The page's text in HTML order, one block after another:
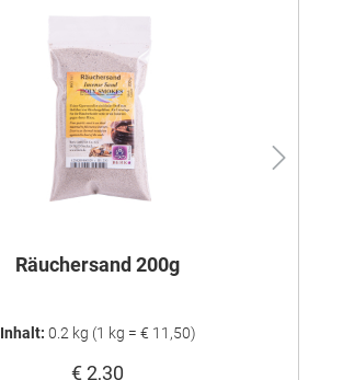
Räuchersand 200g
Inhalt: 0.2 kg (1 kg = € 11,50)
€ 2,30